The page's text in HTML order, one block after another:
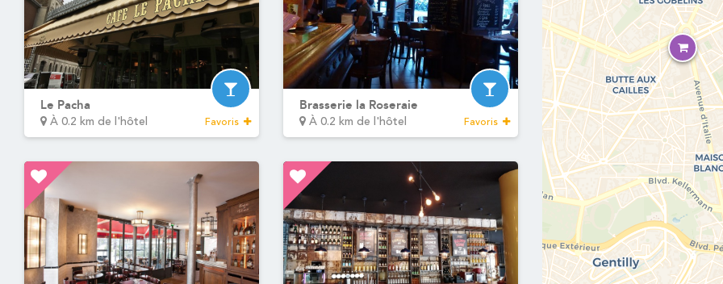
Le Pacha
À 0.2 km de l'hôtel Favoris
Brasserie la Roseraie
À 0.2 km de l'hôtel Favoris